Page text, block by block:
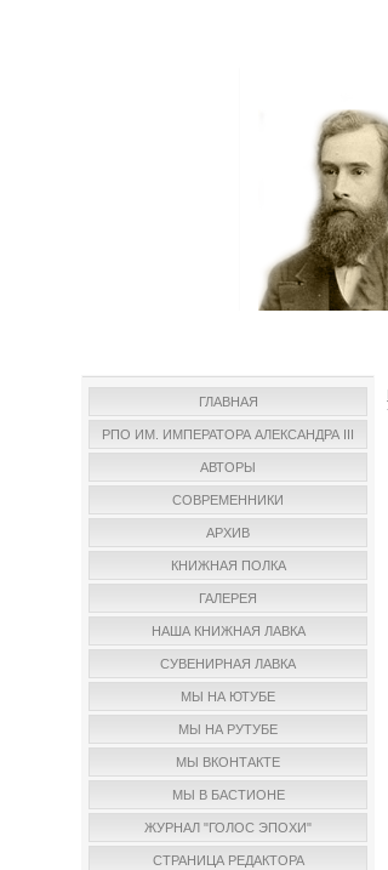
ГЛАВНАЯ
РПО ИМ. ИМПЕРАТОРА АЛЕКСАНДРА III
АВТОРЫ
СОВРЕМЕННИКИ
АРХИВ
КНИЖНАЯ ПОЛКА
ГАЛЕРЕЯ
НАША КНИЖНАЯ ЛАВКА
СУВЕНИРНАЯ ЛАВКА
МЫ НА ЮТУБЕ
МЫ НА РУТУБЕ
МЫ ВКОНТАКТЕ
МЫ В БАСТИОНЕ
ЖУРНАЛ "ГОЛОС ЭПОХИ"
СТРАНИЦА РЕДАКТОРА